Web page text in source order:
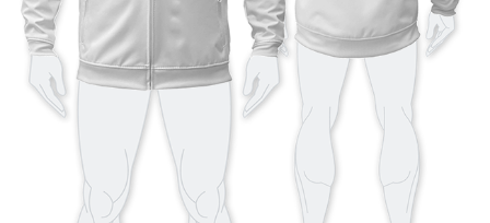
AÑADIR
Sin contorno
AÑADIR